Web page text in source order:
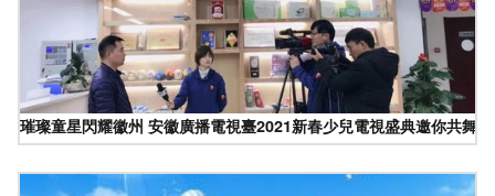
璀璨童星閃耀徽州 安徽廣播電視臺2021新春少兒電視盛典邀你共舞